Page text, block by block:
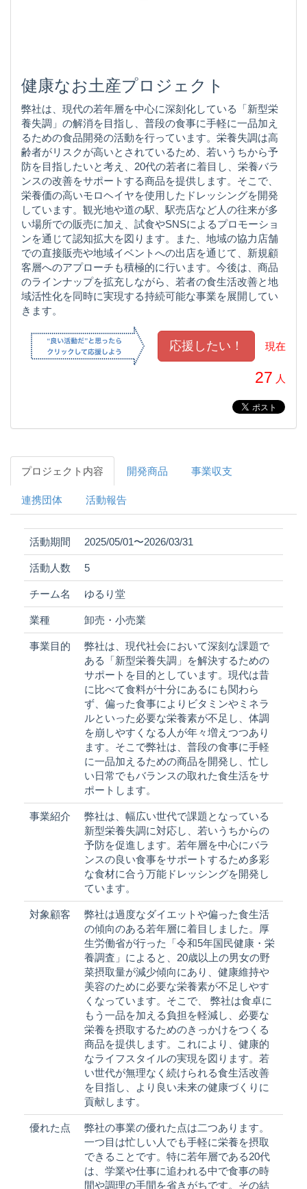
健康なお土産プロジェクト
弊社は、現代の若年層を中心に深刻化している「新型栄
養失調」の解消を目指し、普段の食事に手軽に一品加え
るための食品開発の活動を行っています。栄養失調は高
齢者がリスクが高いとされているため、若いうちから予
防を目指したいと考え、20代の若者に着目し、栄養バラ
ンスの改善をサポートする商品を提供します。そこで、
栄養価の高いモロヘイヤを使用したドレッシングを開発
しています。観光地や道の駅、駅売店など人の往来が多
い場所での販売に加え、試食やSNSによるプロモーショ
ンを通じて認知拡大を図ります。また、地域の協力店舗
での直接販売や地域イベントへの出店を通じて、新規顧
客層へのアプローチも積極的に行います。今後は、商品
のラインナップを拡充しながら、若者の食生活改善と地
域活性化を同時に実現する持続可能な事業を展開してい
きます。
現在
27 人
プロジェクト内容 開発商品 事業収支
連携団体 活動報告
活動期間 2025/05/01〜2026/03/31
活動人数 5
チーム名 ゆるり堂
業種 卸売・小売業
事業目的
弊社は、現代社会において深刻な課題で
ある「新型栄養失調」を解決するための
サポートを目的としています。現代は昔
に比べて食料が十分にあるにも関わら
ず、偏った食事によりビタミンやミネラ
ルといった必要な栄養素が不足し、体調
を崩しやすくなる人が年々増えつつあり
ます。そこで弊社は、普段の食事に手軽
に一品加えるための商品を開発し、忙し
い日常でもバランスの取れた食生活をサ
ポートします。
事業紹介
弊社は、幅広い世代で課題となっている
新型栄養失調に対応し、若いうちからの
予防を促進します。若年層を中心にバラ
ンスの良い食事をサポートするため多彩
な食材に合う万能ドレッシングを開発し
ています。
対象顧客
弊社は過度なダイエットや偏った食生活
の傾向のある若年層に着目しました。厚
生労働省が行った「令和5年国民健康・栄
養調査」によると、20歳以上の男女の野
菜摂取量が減少傾向にあり、健康維持や
美容のために必要な栄養素が不足しやす
くなっています。そこで、 弊社は食卓に
もう一品を加える負担を軽減し、必要な
栄養を摂取するためのきっかけをつくる
商品を提供します。これにより、健康的
なライフスタイルの実現を図ります。若
い世代が無理なく続けられる食生活改善
を目指し、より良い未来の健康づくりに
貢献します。
優れた点
弊社の事業の優れた点は二つあります。
一つ目は忙しい人でも手軽に栄養を摂取
できることです。特に若年層である20代
は、学業や仕事に追われる中で食事の時
間や調理の手間を省きがちです。その結